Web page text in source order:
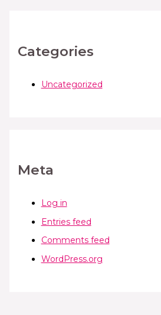
Categories
Uncategorized
Meta
Log in
Entries feed
Comments feed
WordPress.org